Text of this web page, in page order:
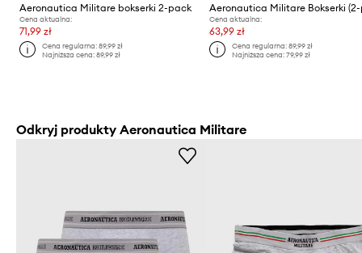
Aeronautica Militare bokserki 2-pack
Cena aktualna:
71,99 zł
Cena regularna:89,99 zł
Najniższa cena:89,99 zł
Aeronautica Militare Bokserki
Cena aktualna:
63,99 zł
Cena regularna: 89,99 zł
Najniższa cena: 79,99 zł
Odkryj produkty Aeronautica Militare